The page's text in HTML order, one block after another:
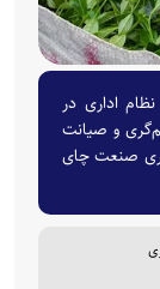
اداری در
و صیانت
صنعت چای